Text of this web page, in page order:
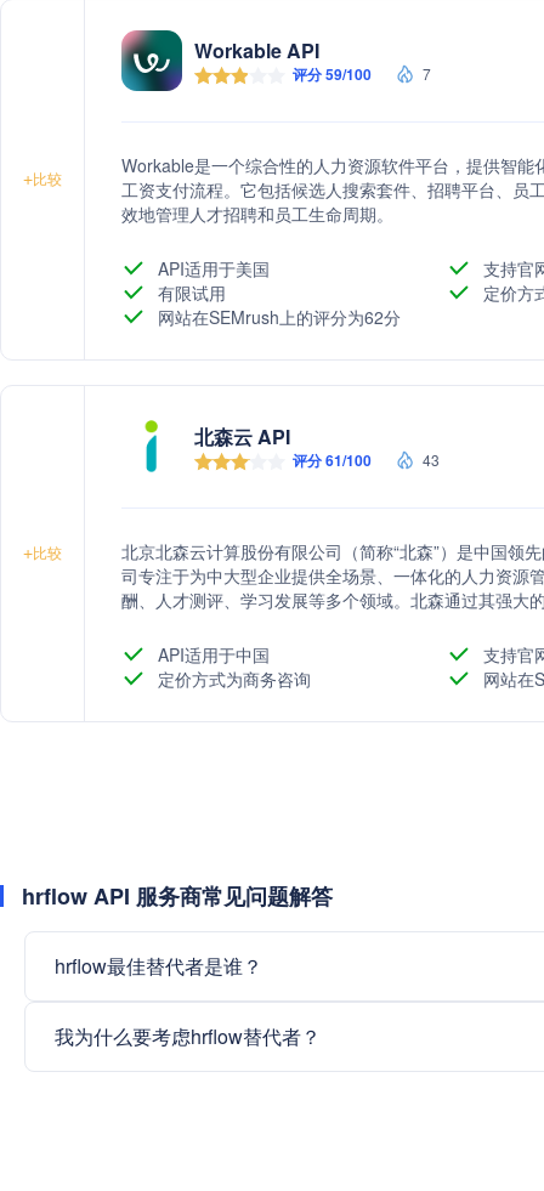
+比较
Workable API
评分 59/100 7
Workable是一个综合性的人力资源软件平台，提供智
工资支付流程。它包括候选人搜索套件、招聘平台、员
效地管理人才招聘和员工生命周期。
API适用于美国
支持官
有限试用
定价方
网站在SEMrush上的评分为62分
+比较
北森云 API
评分 61/100 43
北京北森云计算股份有限公司（简称“北森”）是中国领
司专注于为中大型企业提供全场景、一体化的人力资源
酬、人才测评、学习发展等多个领域。北森通过其强大
等，是中国HCM SaaS市场占有率连续多年排名第一的
API适用于中国
支持官
定价方式为商务咨询
网站在
hrflow API 服务商常见问题解答
hrflow最佳替代者是谁？
我为什么要考虑hrflow替代者？